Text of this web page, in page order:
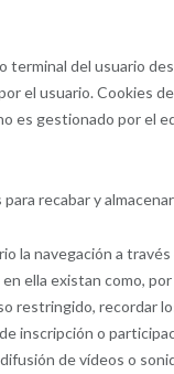
terminal del usuario
el usuario. Cookies
es gestionado por el
recabar y
la navegación a
ella existan como,
restringido, recordar
inscripción o
de vídeos o